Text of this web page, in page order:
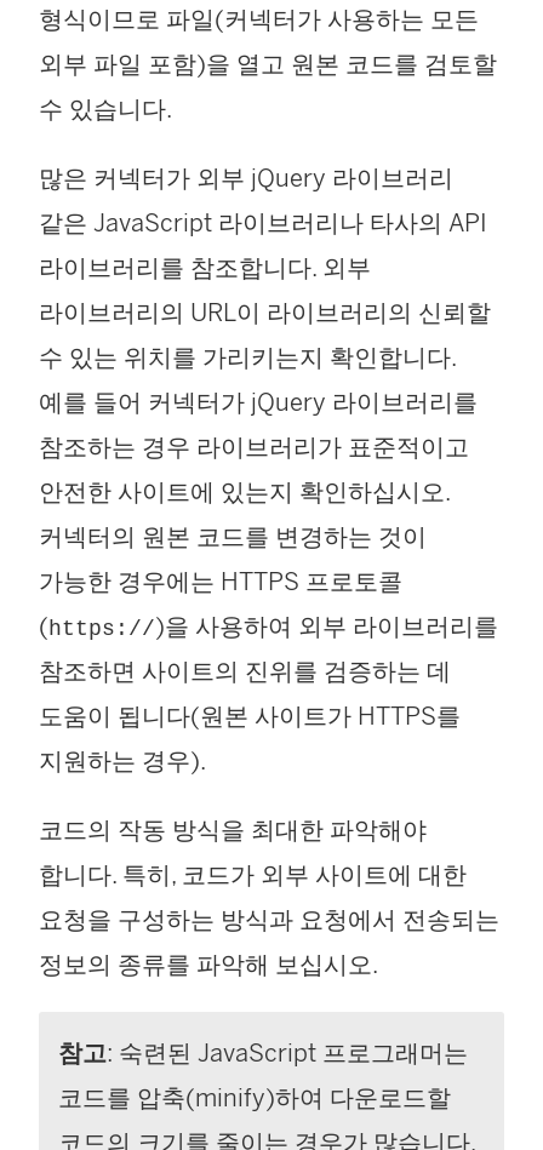
형식이므로 파일(커넥터가 사용하는 모든
외부 파일 포함)을 열고 원본 코드를 검토할
수 있습니다.
많은 커넥터가 외부 jQuery 라이브러리
같은 JavaScript 라이브러리나 타사의 API
라이브러리를 참조합니다. 외부
라이브러리의 URL이 라이브러리의 신뢰할
수 있는 위치를 가리키는지 확인합니다.
예를 들어 커넥터가 jQuery 라이브러리를
참조하는 경우 라이브러리가 표준적이고
안전한 사이트에 있는지 확인하십시오.
커넥터의 원본 코드를 변경하는 것이
가능한 경우에는 HTTPS 프로토콜
( https://)을 사용하여 외부 라이브러리를
참조하면 사이트의 진위를 검증하는 데
도움이 됩니다(원본 사이트가 HTTPS를
지원하는 경우).
코드의 작동 방식을 최대한 파악해야
합니다. 특히, 코드가 외부 사이트에 대한
요청을 구성하는 방식과 요청에서 전송되는
정보의 종류를 파악해 보십시오.
참고: 숙련된 JavaScript 프로그래머는
코드를 압축(minify)하여 다운로드할
코드의 크기를 줄이는 경우가 많습니다.